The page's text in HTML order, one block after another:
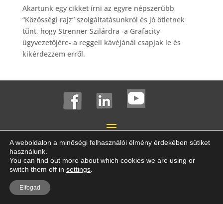
Akartunk egy cikket írni az egyre népszerűbb
“Közösségi rajz” szolgáltatásunkról és jó ötletnek
tűnt, hogy Strenner Szilárdra -a Grafacity
ügyvezetőjére- a reggeli kávéjánál csapjak le és
kikérdezzem erről.
© 2026 Grafacity – Minden jog fenntartva! |Adatkezelési
tájékoztató
A weboldalon a minőségi felhasználói élmény érdekében sütiket
használunk.
You can find out more about which cookies we are using or
switch them off in settings
Elfogad